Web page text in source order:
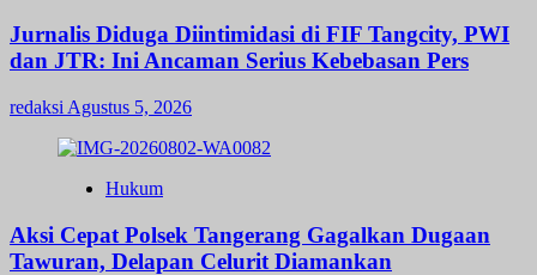
Jurnalis Diduga Diintimidasi di FIF Tangcity, PWI
dan JTR: Ini Ancaman Serius Kebebasan Pers
redaksi Agustus 5, 2026
Hukum
Aksi Cepat Polsek Tangerang Gagalkan Dugaan
Tawuran, Delapan Celurit Diamankan